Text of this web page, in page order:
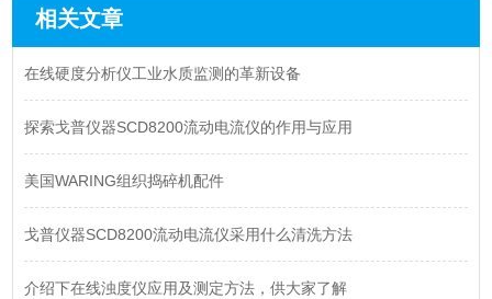
相关文章
在线硬度分析仪工业水质监测的革新设备
探索戈普仪器SCD8200流动电流仪的作用与应用
美国WARING组织捣碎机配件
戈普仪器SCD8200流动电流仪采用什么清洗方法
介绍下在线浊度仪应用及测定方法，供大家了解